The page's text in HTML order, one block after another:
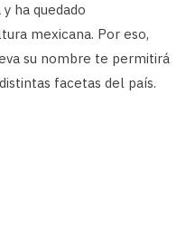
ha quedado
mexicana. Por eso,
su nombre te permitirá
facetas del país.